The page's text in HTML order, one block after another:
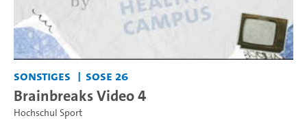
Sonstiges SoSe 26
Brainbreaks Video 4
Hochschul Sport